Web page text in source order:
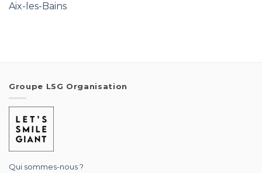
Aix-les-Bains
Groupe LSG Organisation
Qui sommes-nous ?